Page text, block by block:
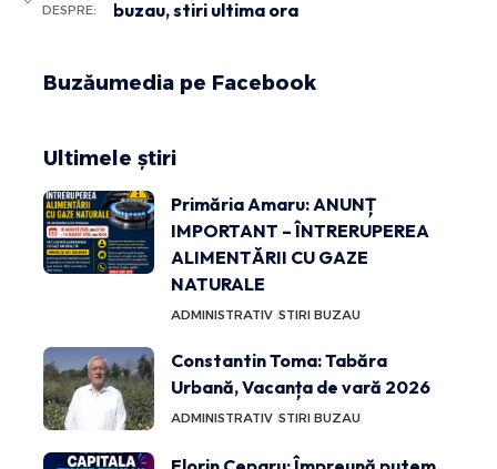
DESPRE:
buzau,stiri ultima ora
Buzăumedia pe Facebook
Ultimele știri
Primăria Amaru: ANUNȚ
IMPORTANT – ÎNTRERUPEREA
ALIMENTĂRII CU GAZE
NATURALE
ADMINISTRATIV STIRI BUZAU
Constantin Toma: Tabăra
Urbană, Vacanța de vară 2026
ADMINISTRATIV STIRI BUZAU